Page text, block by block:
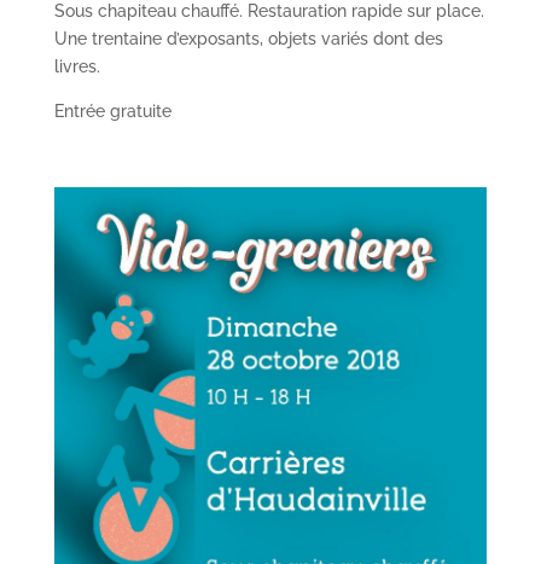
Sous chapiteau chauffé. Restauration rapide sur place.
Une trentaine d’exposants, objets variés dont des
livres.
Entrée gratuite